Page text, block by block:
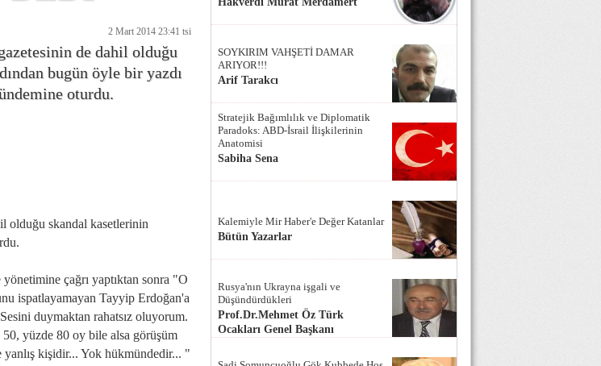
2 Mart 2014 23:41 tsi
de dahil olduğu
bugün öyle bir yazdı
oturdu.
olduğu skandal kasetlerinin
çağrı yaptıktan sonra "O
ispatlayamayan Tayyip Erdoğan'a
duymaktan rahatsız oluyorum.
50, yüzde 80 oy bile alsa görüşüm
kişidir... Yok hükmündedir... "
SOYKIRIM VAHŞETİ DAMAR
ARIYOR!!!
Arif Tarakcı
Stratejik Bağımlılık ve Diplomatik
Paradoks: ABD-İsrail İlişkilerinin
Anatomisi
Sabiha Sena
Kalemiyle Mir Haber'e Değer Katanlar
Bütün Yazarlar
Rusya'nın Ukrayna işgali ve
Düşündürdükleri
Prof.Dr.Mehmet Öz Türk
Ocakları Genel Başkanı